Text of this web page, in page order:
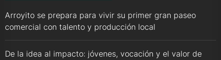
Arroyito se prepara para vivir su primer gran paseo
comercial con talento y producción local
De la idea al impacto: jóvenes, vocación y el valor de